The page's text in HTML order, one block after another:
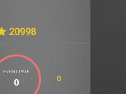
20998
EVENT RATE
0